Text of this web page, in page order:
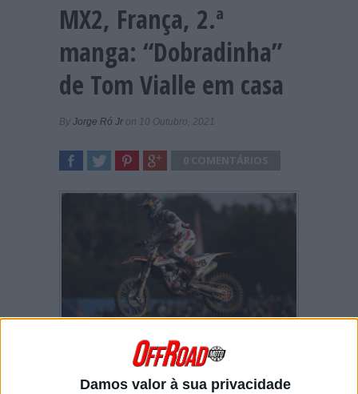
Damos valor à sua privacidade
MX2, França, 2.ª
manga: “Dobradinha”
de Tom Vialle em casa
By Jorge Ró Jr on 10 Outubro, 2021
Tal como tinha feito na primeira manga,
dominou os acontecimentos na segunda